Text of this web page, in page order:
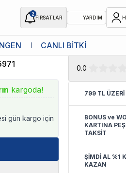
2
FIRSATLAR YARDIM
CANLI BİTKİ
kargoda!
gün kargo için
★ Atakan Petshop,
satıcısıdır.
0.0
799 TL ÜZERİ
BONUS ve
KARTINA
TAKSİT
ŞİMDİ AL %1
KAZAN